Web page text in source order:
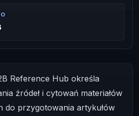
Reference Hub określa
źródeł i cytowań materiałów
do przygotowania artykułów